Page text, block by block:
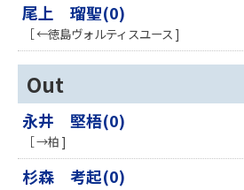
尾上 瑠聖(0)
［ ←徳島ヴォルティスユース ]
Out
永井 堅梧(0)
［ →柏 ]
杉森 考起(0)